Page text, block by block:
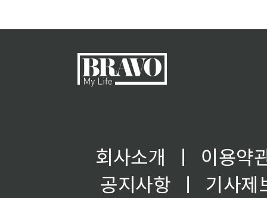
회사소개 ㅣ
이용약
공지사항
ㅣ
기사제